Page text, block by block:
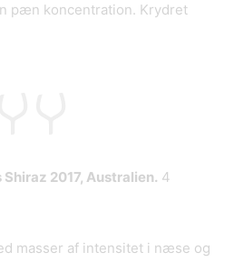
pæn koncentration. Krydret
Shiraz 2017, Australien. 4
masser af intensitet i næse og